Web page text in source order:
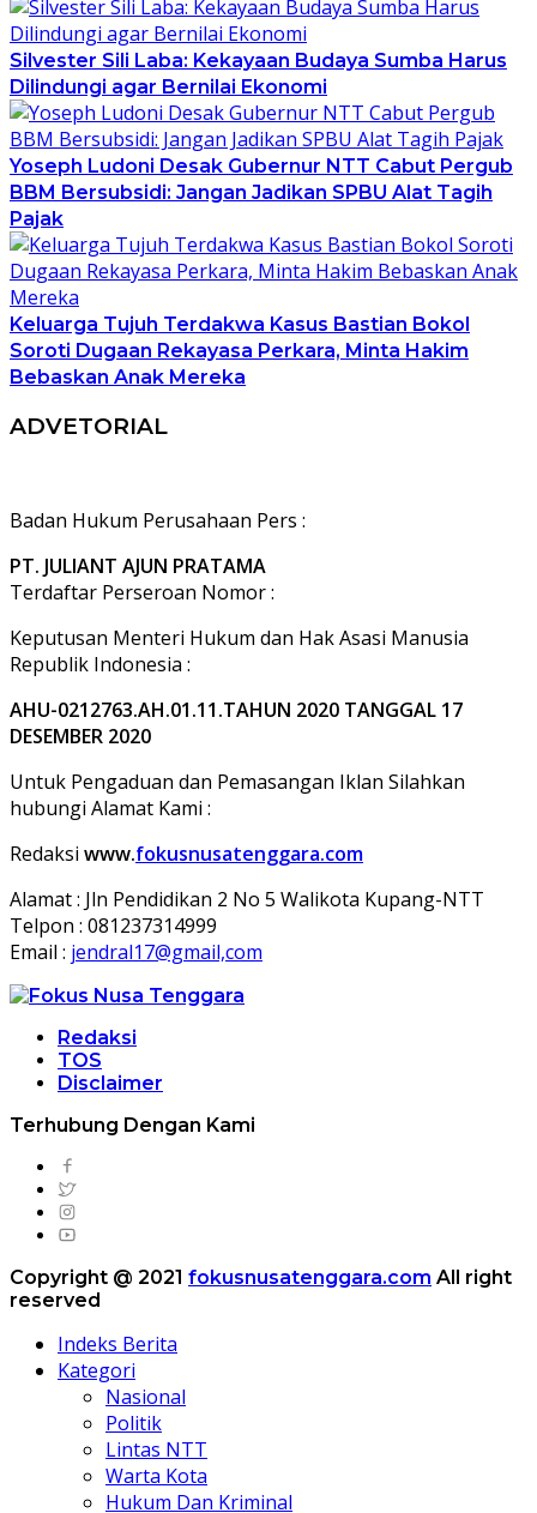
Silvester Sili Laba: Kekayaan Budaya Sumba Harus
Dilindungi agar Bernilai Ekonomi
Yoseph Ludoni Desak Gubernur NTT Cabut Pergub
BBM Bersubsidi: Jangan Jadikan SPBU Alat Tagih
Pajak
Keluarga Tujuh Terdakwa Kasus Bastian Bokol
Soroti Dugaan Rekayasa Perkara, Minta Hakim
Bebaskan Anak Mereka
ADVETORIAL
Badan Hukum Perusahaan Pers :
PT. JULIANT AJUN PRATAMA
Terdaftar Perseroan Nomor :
Keputusan Menteri Hukum dan Hak Asasi Manusia
Republik Indonesia :
AHU-0212763.AH.01.11.TAHUN 2020 TANGGAL 17
DESEMBER 2020
Untuk Pengaduan dan Pemasangan Iklan Silahkan
hubungi Alamat Kami :
Redaksi www.fokusnusatenggara.com
Alamat : Jln Pendidikan 2 No 5 Walikota Kupang-NTT
Telpon : 081237314999
Email : jendral17@gmail,com
Redaksi
TOS
Disclaimer
Terhubung Dengan Kami
Copyright @ 2021 fokusnusatenggara.com All right
reserved
Indeks Berita
Kategori
Nasional
Politik
Lintas NTT
Warta Kota
Hukum Dan Kriminal